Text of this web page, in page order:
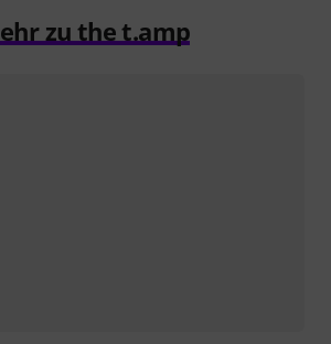
zu the t.amp